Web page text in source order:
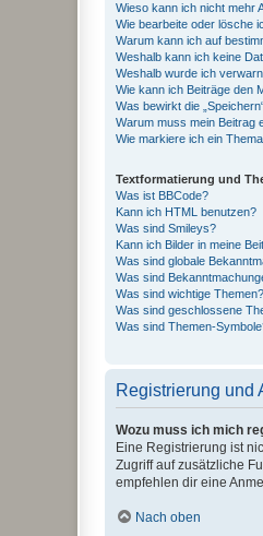
Wieso kann ich nicht mehr
Wie bearbeite oder lösche
Warum kann ich auf
Weshalb kann ich keine
Weshalb wurde ich
Wie kann ich Beiträge den
Was bewirkt die
Warum muss mein Beitrag
Wie markiere ich ein
Textformatierung und
Was ist BBCode?
Kann ich HTML benutzen?
Was sind Smileys?
Kann ich Bilder in meine
Was sind globale
Was sind
Was sind wichtige Themen?
Was sind geschlossene
Was sind Themen-
Registrierung und
Wozu muss ich mich
Eine Registrierung ist
Zugriff auf zusätzliche
empfehlen dir eine
Nach oben